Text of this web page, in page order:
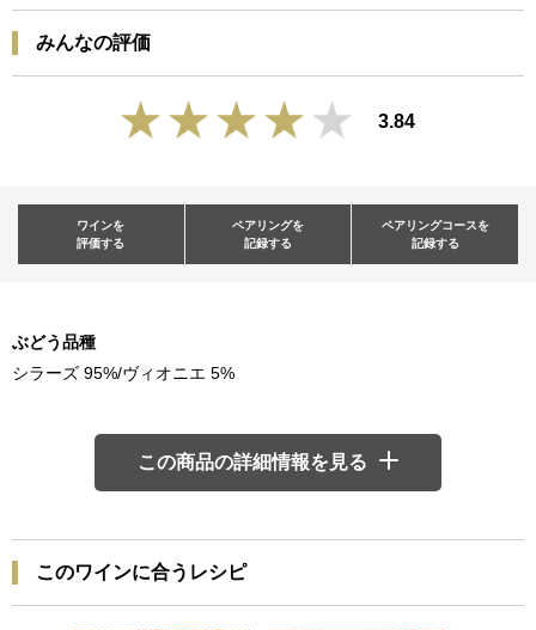
みんなの評価
3.84
ワインを
評価する
ペアリングを
記録する
ペアリングコースを
記録する
ぶどう品種
シラーズ 95%/ヴィオニエ 5%
この商品の詳細情報を見る
このワインに合うレシピ